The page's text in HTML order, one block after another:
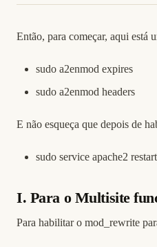
Então, para começar, aqui está
sudo a2enmod expires
sudo a2enmod headers
E não esqueça que depois de
sudo service apache2 restart
I. Para o Multisite
Para habilitar o mod_rewrite